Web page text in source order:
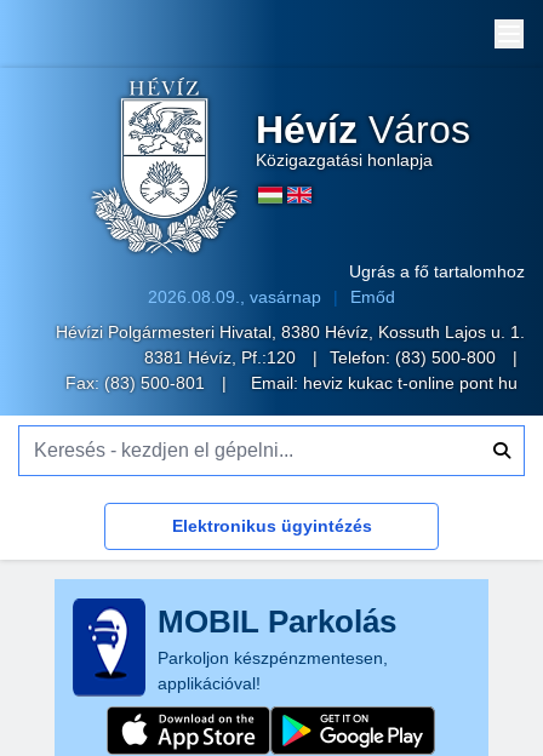
Hévíz Város
Közigazgatási honlapja
Ugrás a fő tartalomhoz
2026.08.09., vasárnap
Emőd
Hévízi Polgármesteri Hivatal, 8380 Hévíz, Kossuth Lajos u. 1.
8381 Hévíz, Pf.:120
Telefon: (83) 500-800
Fax: (83) 500-801
Email: heviz kukac t-online pont hu
Elektronikus ügyintézés
MOBIL Parkolás
Parkoljon készpénzmentesen,
applikációval!